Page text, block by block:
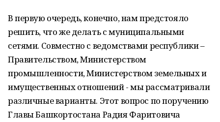
В первую очередь, конечно, нам предстояло
решить, что же делать с муниципальными
сетями. Совместно с ведомствами республики –
Правительством, Министерством
промышленности, Министерством земельных и
имущественных отношений - мы рассматривали
различные варианты. Этот вопрос по поручению
Главы Башкортостана Радия Фаритовича